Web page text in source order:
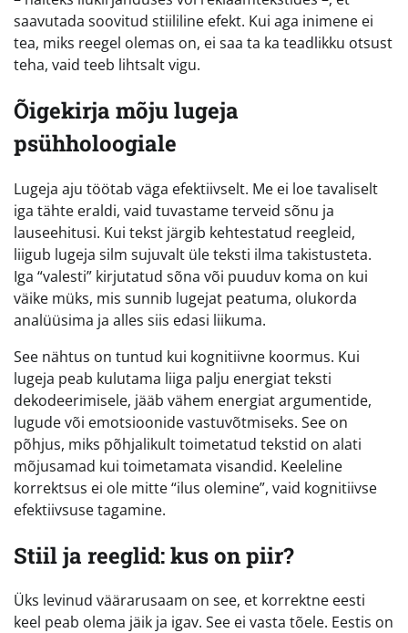
saavutada soovitud stiililine efekt. Kui aga inimene ei
tea, miks reegel olemas on, ei saa ta ka teadlikku otsust
teha, vaid teeb lihtsalt vigu.
Õigekirja mõju lugeja
psühholoogiale
Lugeja aju töötab väga efektiivselt. Me ei loe tavaliselt
iga tähte eraldi, vaid tuvastame terveid sõnu ja
lauseehitusi. Kui tekst järgib kehtestatud reegleid,
liigub lugeja silm sujuvalt üle teksti ilma takistusteta.
Iga “valesti” kirjutatud sõna või puuduv koma on kui
väike müks, mis sunnib lugejat peatuma, olukorda
analüüsima ja alles siis edasi liikuma.
See nähtus on tuntud kui kognitiivne koormus. Kui
lugeja peab kulutama liiga palju energiat teksti
dekodeerimisele, jääb vähem energiat argumentide,
lugude või emotsioonide vastuvõtmiseks. See on
põhjus, miks põhjalikult toimetatud tekstid on alati
mõjusamad kui toimetamata visandid. Keeleline
korrektsus ei ole mitte “ilus olemine”, vaid kognitiivse
efektiivsuse tagamine.
Stiil ja reeglid: kus on piir?
Üks levinud väärarusaam on see, et korrektne eesti
keel peab olema jäik ja igav. See ei vasta tõele. Eestis on